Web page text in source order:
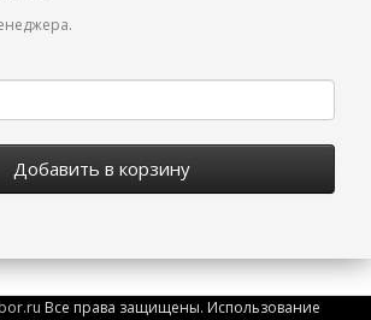
Добавить в корзину
Все права защищены. Использование